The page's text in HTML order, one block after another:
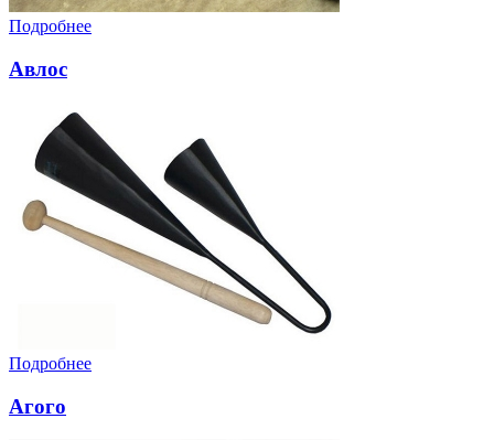
Подробнее
Авлос
Подробнее
Агого